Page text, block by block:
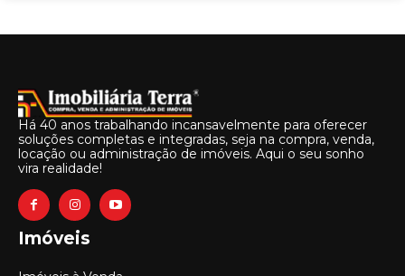
Há 40 anos trabalhando incansavelmente para oferecer
soluções completas e integradas, seja na compra, venda,
locação ou administração de imóveis. Aqui o seu sonho
vira realidade!
Imóveis